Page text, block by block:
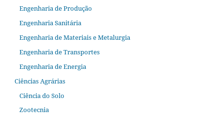
Engenharia de Produção
Engenharia Sanitária
Engenharia de Materiais e Metalurgia
Engenharia de Transportes
Engenharia de Energia
Ciências Agrárias
Ciência do Solo
Zootecnia